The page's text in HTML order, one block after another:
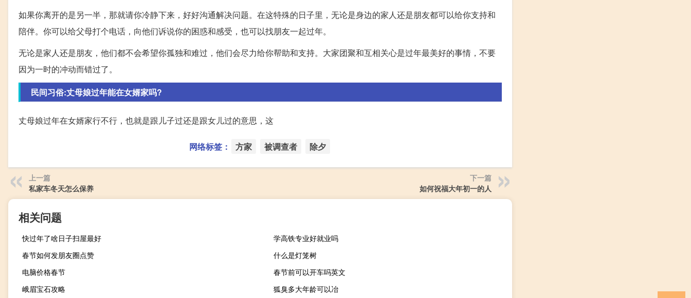
如果你离开的是另一半，那就请你冷静下来，好好沟通解决问题。在这特殊的日子里，无论是身边的家人还是朋友都可以给你支持和
陪伴。你可以给父母打个电话，向他们诉说你的困惑和感受，也可以找朋友一起过年。
无论是家人还是朋友，他们都不会希望你孤独和难过，他们会尽力给你帮助和支持。大家团聚和互相关心是过年最美好的事情，不要
因为一时的冲动而错过了。
民间习俗:丈母娘过年能在女婿家吗?
丈母娘过年在女婿家行不行，也就是跟儿子过还是跟女儿过的意思，这
网络标签： 方家 被调查者 除夕
上一篇
私家车冬天怎么保养
下一篇
如何祝福大年初一的人
相关问题
快过年了啥日子扫屋最好
学高铁专业好就业吗
春节如何发朋友圈点赞
什么是灯笼树
电脑价格春节
春节前可以开车吗英文
峨眉宝石攻略
狐臭多大年龄可以冶